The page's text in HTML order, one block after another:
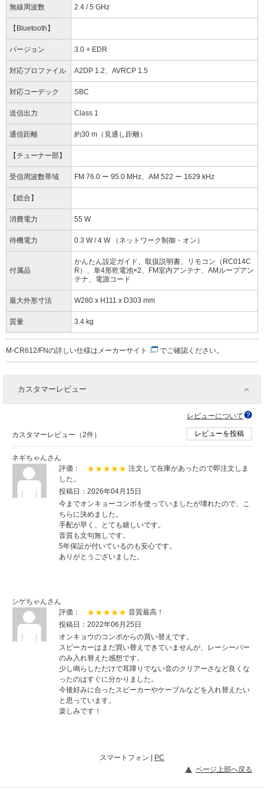
無線周波数 2.4 / 5 GHz
【Bluetooth】
バージョン 3.0 + EDR
対応プロファイル A2DP 1.2、AVRCP 1.5
対応コーデック SBC
送信出力 Class 1
通信距離 約30 m（見通し距離）
【チューナー部】
受信周波数帯域 FM 76.0 ー 95.0 MHz、AM 522 ー 1629 kHz
【総合】
消費電力 55 W
待機電力 0.3 W / 4 W （ネットワーク制御・オン）
付属品
かんたん設定ガイド、取扱説明書、リモコン（RC014C
R）、単4形乾電池×2、FM室内アンテナ、AMループアン
テナ、電源コード
最大外形寸法 W280 x H111 x D303 mm
質量 3.4 kg
M-CR612/FNの詳しい仕様は メーカーサイト でご確認ください。
カスタマーレビュー
レビューについて
カスタマーレビュー（2件） レビューを投稿
ネギちゃんさん
評価：
注文して在庫があったので即注文しま
した。
投稿日：2026年04月15日
今までオンキョーコンポを使っていましたが壊れたので、こ
ちらに決めました。
手配が早く、とても嬉しいです。
音質も文句無しです。
5年保証が付いているのも安心です。
ありがとうございました。
シゲちゃんさん
評価：
音質最高！
投稿日：2022年06月25日
オンキョウのコンポからの買い替えです。
スピーカーはまだ買い替えできていませんが、レーシーバー
のみ入れ替えた感想です。
少し鳴らしただけで耳障りでない音のクリアーさなど良くな
ったのはすぐに分かりました。
今後好みに合ったスピーカーやケーブルなどを入れ替えたい
と思っています。
楽しみです！
スマートフォン |
PC
ページ上部へ戻る